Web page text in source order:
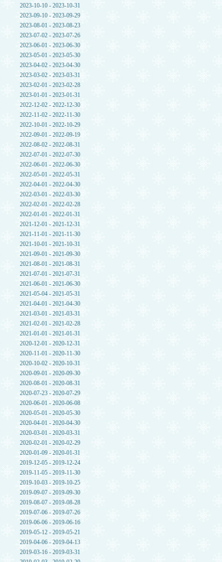
2023-10-10 - 2023-10-31
2023-09-10 - 2023-09-29
2023-08-01 - 2023-08-23
2023-07-02 - 2023-07-26
2023-06-01 - 2023-06-30
2023-05-01 - 2023-05-30
2023-04-02 - 2023-04-30
2023-03-02 - 2023-03-31
2023-02-01 - 2023-02-28
2023-01-01 - 2023-01-31
2022-12-02 - 2022-12-30
2022-11-02 - 2022-11-30
2022-10-01 - 2022-10-29
2022-09-01 - 2022-09-19
2022-08-02 - 2022-08-31
2022-07-01 - 2022-07-30
2022-06-01 - 2022-06-30
2022-05-01 - 2022-05-31
2022-04-01 - 2022-04-30
2022-03-01 - 2022-03-30
2022-02-01 - 2022-02-28
2022-01-01 - 2022-01-31
2021-12-01 - 2021-12-31
2021-11-01 - 2021-11-30
2021-10-01 - 2021-10-31
2021-09-01 - 2021-09-30
2021-08-01 - 2021-08-31
2021-07-01 - 2021-07-31
2021-06-01 - 2021-06-30
2021-05-04 - 2021-05-31
2021-04-01 - 2021-04-30
2021-03-01 - 2021-03-31
2021-02-01 - 2021-02-28
2021-01-01 - 2021-01-31
2020-12-01 - 2020-12-31
2020-11-01 - 2020-11-30
2020-10-02 - 2020-10-31
2020-09-01 - 2020-09-30
2020-08-01 - 2020-08-31
2020-07-23 - 2020-07-29
2020-06-01 - 2020-06-08
2020-05-01 - 2020-05-30
2020-04-01 - 2020-04-30
2020-03-01 - 2020-03-31
2020-02-01 - 2020-02-29
2020-01-09 - 2020-01-31
2019-12-05 - 2019-12-24
2019-11-05 - 2019-11-30
2019-10-03 - 2019-10-25
2019-09-07 - 2019-09-30
2019-08-07 - 2019-08-28
2019-07-06 - 2019-07-26
2019-06-06 - 2019-06-16
2019-05-12 - 2019-05-21
2019-04-06 - 2019-04-13
2019-03-16 - 2019-03-31